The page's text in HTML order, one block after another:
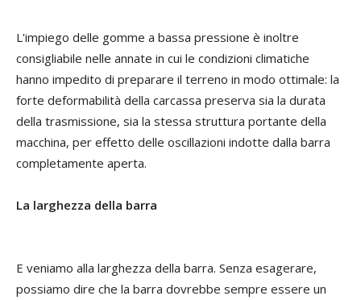
L'impiego delle gomme a bassa pressione è inoltre
consigliabile nelle annate in cui le condizioni climatiche
hanno impedito di preparare il terreno in modo ottimale: la
forte deformabilità della carcassa preserva sia la durata
della trasmissione, sia la stessa struttura portante della
macchina, per effetto delle oscillazioni indotte dalla barra
completamente aperta.
La larghezza della barra
E veniamo alla larghezza della barra. Senza esagerare,
possiamo dire che la barra dovrebbe sempre essere un